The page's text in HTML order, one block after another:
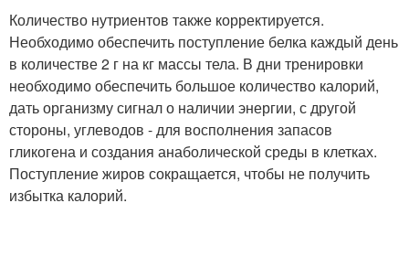
Количество нутриентов также корректируется.
Необходимо обеспечить поступление белка каждый день
в количестве 2 г на кг массы тела. В дни тренировки
необходимо обеспечить большое количество калорий,
дать организму сигнал о наличии энергии, с другой
стороны, углеводов - для восполнения запасов
гликогена и создания анаболической среды в клетках.
Поступление жиров сокращается, чтобы не получить
избытка калорий.